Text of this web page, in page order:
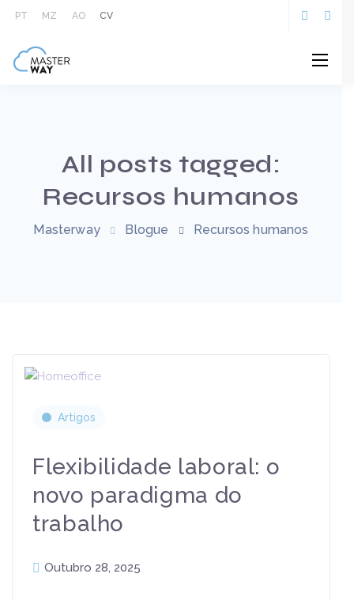
PT MZ AO CV
All posts tagged:
Recursos humanos
Masterway Blogue Recursos humanos
Artigos
Flexibilidade laboral: o
novo paradigma do
trabalho
Outubro 28, 2025